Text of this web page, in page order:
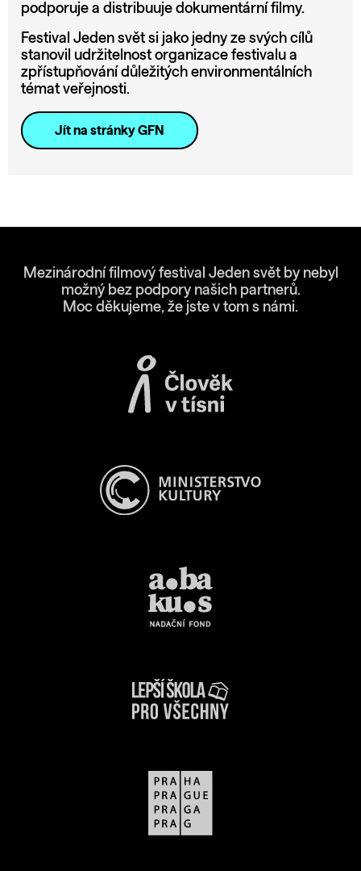
podporuje a distribuuje dokumentární filmy.
Festival Jeden svět si jako jedny ze svých cílů
stanovil udržitelnost organizace festivalu a
zpřístupňování důležitých environmentálních
témat veřejnosti.
Jít na stránky GFN
Mezinárodní filmový festival Jeden svět by nebyl
možný bez podpory našich partnerů.
Moc děkujeme, že jste v tom s námi.